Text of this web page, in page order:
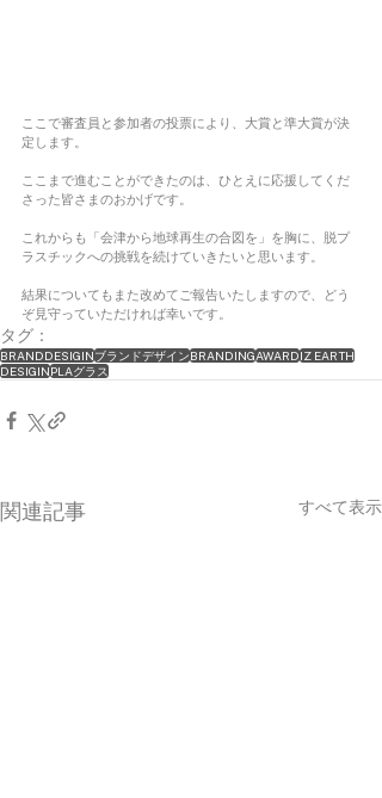
ここで審査員と参加者の投票により、大賞と準大賞が決
定します。
ここまで進むことができたのは、ひとえに応援してくだ
さった皆さまのおかげです。
これからも「会津から地球再生の合図を」を胸に、脱プ
ラスチックへの挑戦を続けていきたいと思います。
結果についてもまた改めてご報告いたしますので、どう
ぞ見守っていただければ幸いです。
タグ：
BRANDDESIGINブランドデザインBRANDINGAWARDIZ EARTH
DESIGINPLAグラス
関連記事 すべて表示